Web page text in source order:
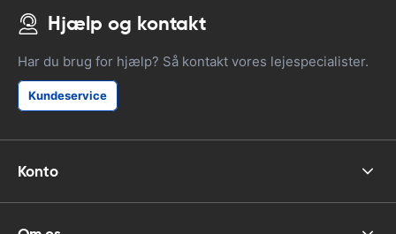
Hjælp og kontakt
Har du brug for hjælp? Så kontakt vores lejespecialister.
Kundeservice
Konto